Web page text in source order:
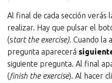
Al final de cada sección verás
realizar. Hay que pulsar el
(start the exercise). Cuando la
pregunta aparecerá
siguiente pregunta. Al final
(finish the exercise). Al hacer